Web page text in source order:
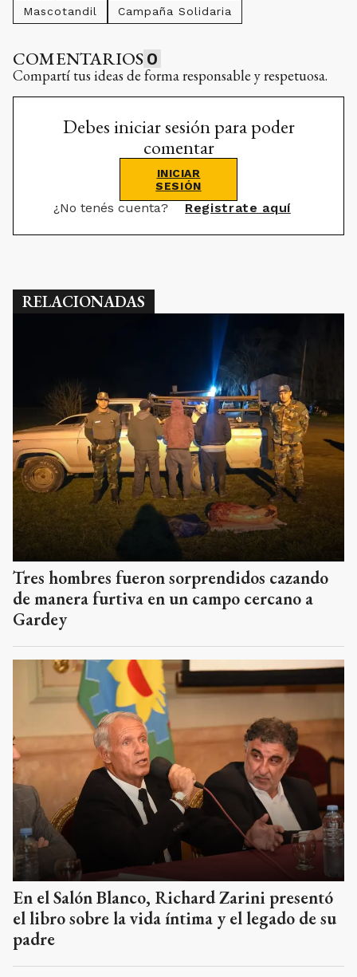
Mascotandil Campaña Solidaria
COMENTARIOS 0
Compartí tus ideas de forma responsable y respetuosa.
Debes iniciar sesión para poder
comentar
INICIAR
SESIÓN
¿No tenés cuenta? Registrate aquí
RELACIONADAS
Tres hombres fueron sorprendidos cazando
de manera furtiva en un campo cercano a
Gardey
En el Salón Blanco, Richard Zarini presentó
el libro sobre la vida íntima y el legado de su
padre